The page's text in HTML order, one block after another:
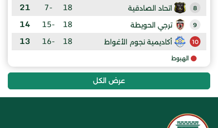
8 اتحاد الصادقية 18
-7
21
9 ترجي الحويطة 18
-15
14
10 أكاديمية نجوم الأغواط 18
-16
13
الهبوط
عرض الكل